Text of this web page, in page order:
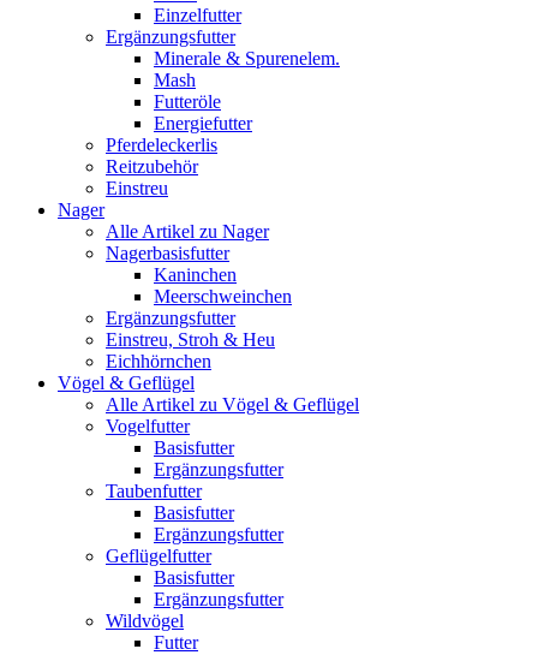
Einzelfutter
Ergänzungsfutter
Minerale & Spurenelem.
Mash
Futteröle
Energiefutter
Pferdeleckerlis
Reitzubehör
Einstreu
Nager
Alle Artikel zu Nager
Nagerbasisfutter
Kaninchen
Meerschweinchen
Ergänzungsfutter
Einstreu, Stroh & Heu
Eichhörnchen
Vögel & Geflügel
Alle Artikel zu Vögel & Geflügel
Vogelfutter
Basisfutter
Ergänzungsfutter
Taubenfutter
Basisfutter
Ergänzungsfutter
Geflügelfutter
Basisfutter
Ergänzungsfutter
Wildvögel
Futter